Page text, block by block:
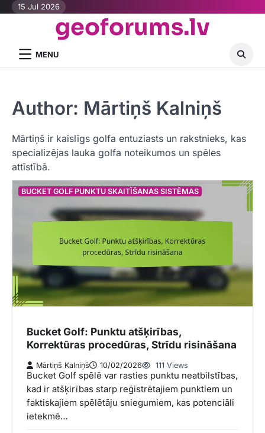
Skip15 Jul 2026
geoforums.lv
MENU
Author: Mārtiņš Kalniņš
Mārtiņš ir kaislīgs golfa entuziasts un rakstnieks, kas
specializējas lauka golfa noteikumos un spēles
attīstībā.
BUCKET GOLF PUNKTU SKAITĪŠANAS SISTĒMAS
Bucket Golf: Punktu atšķirības,
Korrektūras procedūras, Strīdu risināšana
Mārtiņš Kalniņš 10/02/2026 111 Views
Bucket Golf spēlē var rasties punktu neatbilstības,
kad ir atšķirības starp reģistrētajiem punktiem un
faktiskajiem spēlētāju sniegumiem, kas potenciāli
ietekmē…